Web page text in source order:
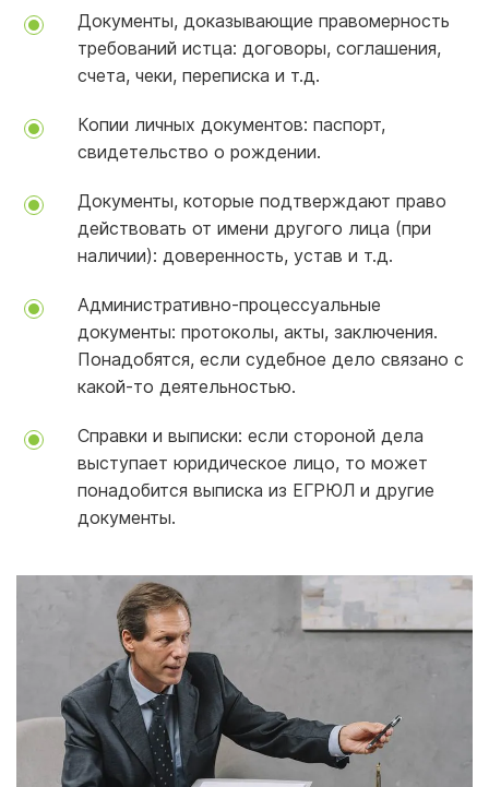
Документы, доказывающие правомерность
требований истца: договоры, соглашения,
счета, чеки, переписка и т.д.
Копии личных документов: паспорт,
свидетельство о рождении.
Документы, которые подтверждают право
действовать от имени другого лица (при
наличии): доверенность, устав и т.д.
Административно-процессуальные
документы: протоколы, акты, заключения.
Понадобятся, если судебное дело связано с
какой-то деятельностью.
Справки и выписки: если стороной дела
выступает юридическое лицо, то может
понадобится выписка из ЕГРЮЛ и другие
документы.